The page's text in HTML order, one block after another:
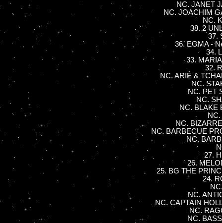
NC. JANET
NC. JOACHIM
NC.
38. 2
37.
36. EGMA -
34.
33.
32.
NC. ARIÉ &
NC.
NC. PET
NC.
NC. BLAKE
NC.
NC. BARBECUE
NC.
27.
26.
25. BG THE
24.
NC.
NC. CAPTAIN
NC.
NC.